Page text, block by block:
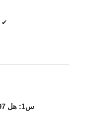
✔
س1: هل P2.97 مناسب لتأجير المسرح الداخلي؟